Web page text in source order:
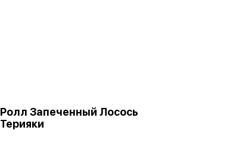
Ролл Запеченный Лосось
Терияки